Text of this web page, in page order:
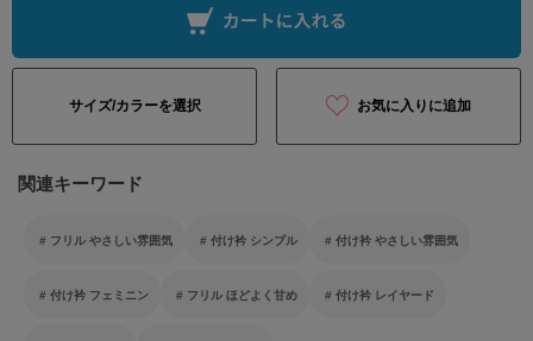
サイズ/カラーを選択 お気に入りに追加
関連キーワード
フリル やさしい雰囲気 付け衿 シンプル 付け衿 やさしい雰囲気
付け衿 フェミニン フリル ほどよく甘め 付け衿 レイヤード